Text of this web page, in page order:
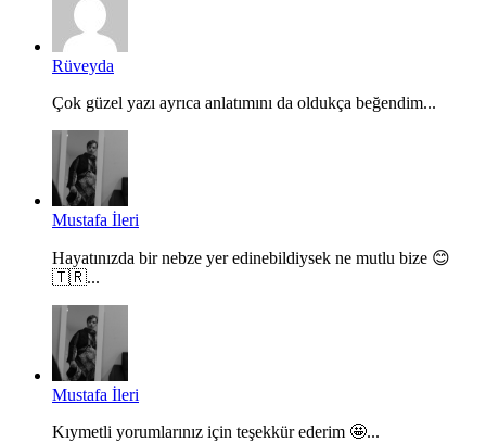
Rüveyda
Çok güzel yazı ayrıca anlatımını da oldukça beğendim...
Mustafa İleri
Hayatınızda bir nebze yer edinebildiysek ne mutlu bize 😊
🇹🇷...
Mustafa İleri
Kıymetli yorumlarınız için teşekkür ederim 🤩...